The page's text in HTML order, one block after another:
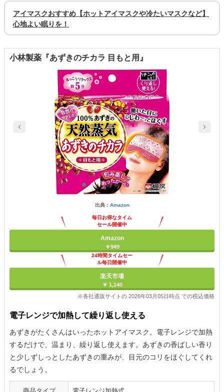
アイマスクおすすめ【ホットアイマスクや冷たいマスクなど】
心地よい眠りを！
小林製薬『あずきのチカラ 目もと用』
出典： Amazon
毎日お得なタイム
セール開催中
Amazon
￥949
24時間タイムセー
ル毎日開催中
楽天市場
￥ 1,140
※各社通販サイトの 2026年03月05日時点 での税込価格
電子レンジで加熱して繰り返し使える
あずきがたくさんはいったホットアイマスク。電子レンジで加熱
するだけで、温まり、繰り返し使えます。あずきの香ばしい香り
と少しずしっとしたあずきの重みが、目元のコリをほぐしてくれ
るでしょう。